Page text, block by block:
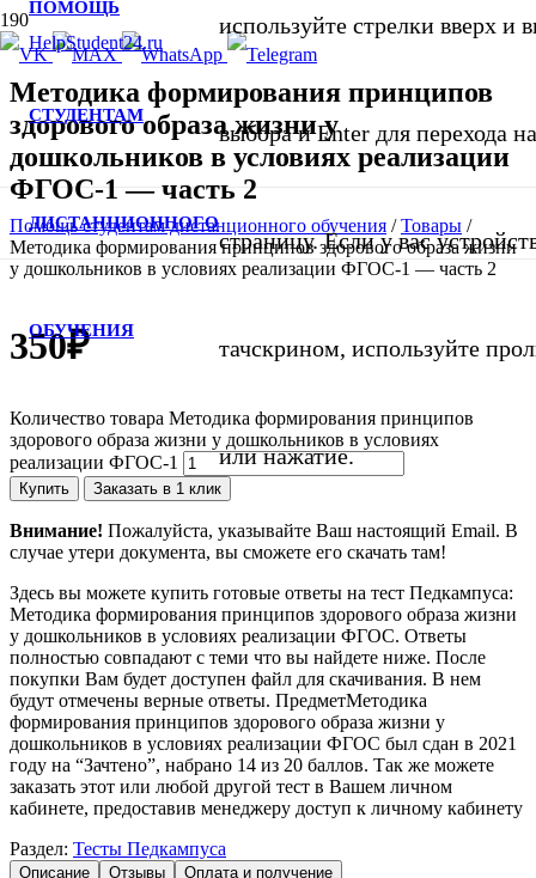
ПОМОЩЬ
СТУДЕНТАМ
ДИСТАНЦИОННОГО
ОБУЧЕНИЯ
используйте стрелки вверх и
выбора и Enter для перехода
страницу. Если у вас
тачскрином, используйте
или нажатие.
Методика формирования принципов
здорового образа жизни у
дошкольников в условиях реализации
ФГОС-1 — часть 2
Помощь студентам дистанционного обучения /Товары /
Методика формирования принципов здорового образа жизни
у дошкольников в условиях реализации ФГОС-1 — часть 2
350₽
Количество товара Методика формирования принципов
здорового образа жизни у дошкольников в условиях
реализации ФГОС-1
Купить Заказать в 1 клик
Внимание! Пожалуйста, указывайте Ваш настоящий Email. В
случае утери документа, вы сможете его скачать там!
Здесь вы можете купить готовые ответы на тест Педкампуса:
Методика формирования принципов здорового образа жизни
у дошкольников в условиях реализации ФГОС. Ответы
полностью совпадают с теми что вы найдете ниже. После
покупки Вам будет доступен файл для скачивания. В нем
будут отмечены верные ответы. ПредметМетодика
формирования принципов здорового образа жизни у
дошкольников в условиях реализации ФГОС был сдан в 2021
году на “Зачтено”, набрано 14 из 20 баллов. Так же можете
заказать этот или любой другой тест в Вашем личном
кабинете, предоставив менеджеру доступ к личному кабинету
Раздел: Тесты Педкампуса
Описание Отзывы
Оплата и получение